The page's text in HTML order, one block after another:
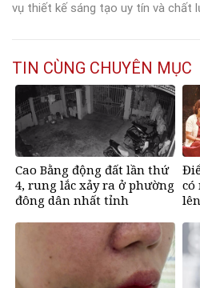
vụ thiết kế sáng tạo uy tín và chất
TIN CÙNG CHUYÊN MỤC
Cao Bằng động đất lần thứ
4, rung lắc xảy ra ở phường
đông dân nhất tỉnh
có